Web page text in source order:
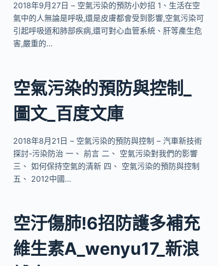
2018年9月27日 – 空氣污染的預防小妙招 1、生活在空
氣中的人無論是呼吸,還是皮膚都會受到影響,空氣污染可
引起呼吸道和肺部疾病,還可對心血管系統、肝等產生危
害,嚴重的…
空氣污染的預防與控制_
圖文_百度文庫
2018年8月21日 – 空氣污染的預防與控制 – 汽車新技術
探討-污染防治 一、 前言 二、 空氣污染對我們的影響
三、 如何保持空氣的清新 四、 空氣污染的預防與控制
五、 2012中國…
空汙傷肺!6招防護多補充
維生素A_wenyu17_新浪